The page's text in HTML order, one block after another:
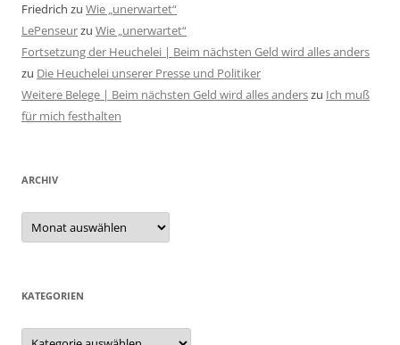
Friedrich zu Wie „unerwartet“
LePenseurzu Wie „unerwartet“
Fortsetzung der Heuchelei | Beim nächsten Geld wird alles anders
zu Die Heuchelei unserer Presse und Politiker
Weitere Belege | Beim nächsten Geld wird alles anderszu Ich muß
für mich festhalten
ARCHIV
Archiv
KATEGORIEN
Kategorien